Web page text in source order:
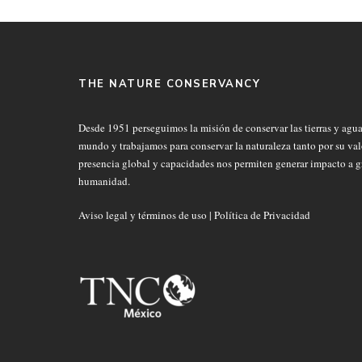
THE NATURE CONSERVANCY
Desde 1951 perseguimos la misión de conservar las tierras y
mundo y trabajamos para conservar la naturaleza tanto por su
presencia global y capacidades nos permiten generar impacto a
humanidad.
Aviso legal y términos de uso | Política de Privacidad